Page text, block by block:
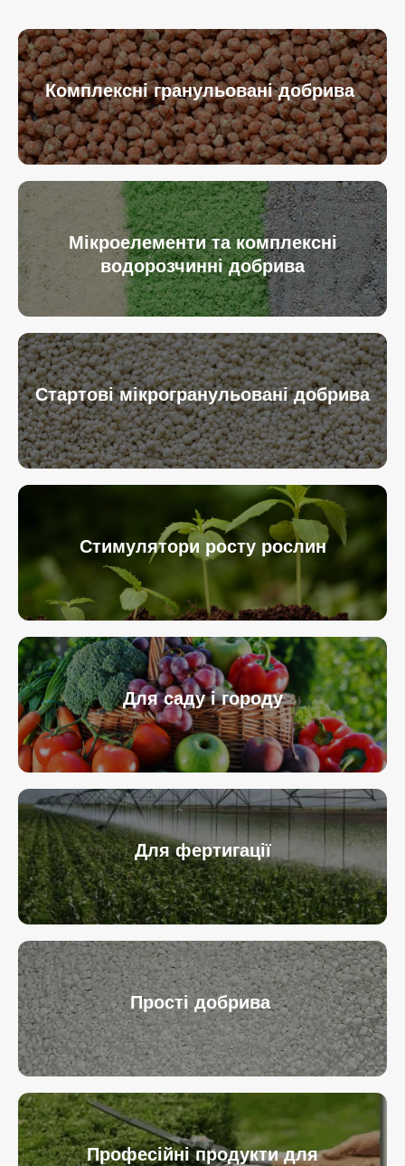
Комплексні гранульовані добрива
Мікроелементи та комплексні
водорозчинні добрива
Стартові мікрогранульовані добрива
Стимулятори росту рослин
Для саду і городу
Для фертигації
Прості добрива
Професійні продукти для